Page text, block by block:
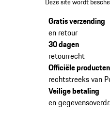
Gratis verzending
en retour
30 dagen
retourrecht
Officiële producten
rechtstreeks van
Veilige betaling
en